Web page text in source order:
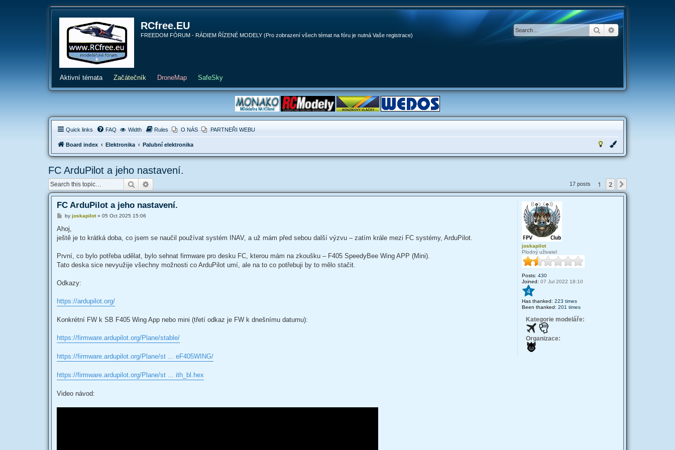
RCfree.EU
FREEDOM FÓRUM - RÁDIEM ŘÍZENÉ MODELY (Pro zobrazení všech témat na fóru je nutná Vaše registrace)
SearchAdvanced search
Aktivní témata Začátečník DroneMap SafeSky
Quick links FAQ Width Rules O NÁS PARTNEŘI WEBU
Board index Elektronika Palubní elektronika
FC ArduPilot a jeho nastavení.
Search 17 posts 1 2
joskapilot
Plodný uživatel
Posts: 430
Joined: 07 Jul 2022 18:10
4
Has thanked: 223 times
Been thanked: 201 times
Kategorie modeláře:
Organizace:
FC ArduPilot a jeho nastavení.
P
s
by joskapilot» 05 Oct 2025 15:06
Ahoj,
ještě je to krátká doba, co jsem se naučil používat systém INAV, a už mám před sebou další výzvu – zatím krále mezi FC systémy, ArduPilot.
První, co bylo potřeba udělat, bylo sehnat firmware pro desku FC, kterou mám na zkoušku – F405 SpeedyBee Wing APP (Mini).
Tato deska sice nevyužije všechny možnosti co ArduPilot umí, ale na to co potřebuji by to mělo stačit.
Odkazy:
https://ardupilot.org/
Konkrétní FW k SB F405 Wing App nebo mini (třetí odkaz je FW k dnešnímu datumu):
https://firmware.ardupilot.org/Plane/stable/
https://firmware.ardupilot.org/Plane/st ... eF405WING/
https://firmware.ardupilot.org/Plane/st ... ith_bl.hex
Video návod: